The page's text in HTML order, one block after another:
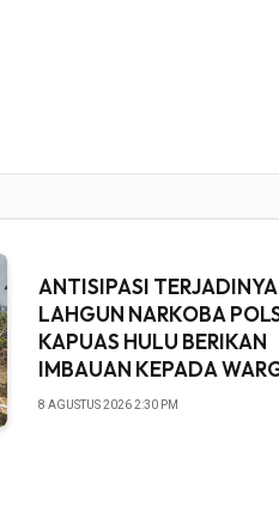
ANTISIPASI TERJADINYA
LAHGUN NARKOBA
KAPUAS HULU BERIKAN
IMBAUAN KEPADA
8 AGUSTUS 2026 2:30 PM